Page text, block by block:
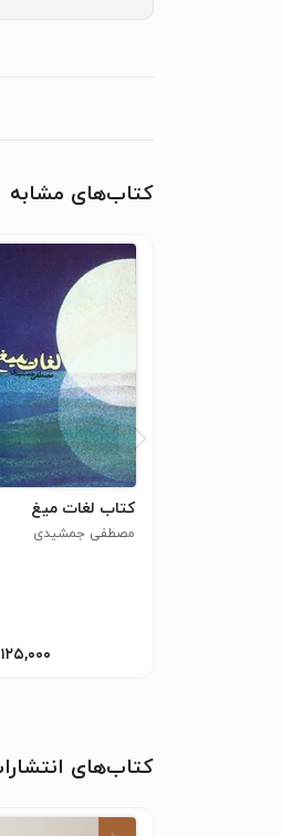
کتاب‌های مشابه
کتاب لغات میغ
مصطفی جمشیدی
۱۲۵,۰۰۰
کتاب‌های